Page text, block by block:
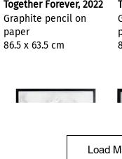
Together Forever, 2022
Graphite pencil on
paper
86.5 x 63.5 cm
Load